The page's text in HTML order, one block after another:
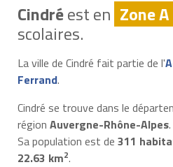
Cindréest en Zone A
scolaires.
La ville de Cindré fait partie de l'
Ferrand.
Cindré se trouve dans le
région Auvergne-Rhône-Alpes.
Sa population est de 311
22.63 km2.